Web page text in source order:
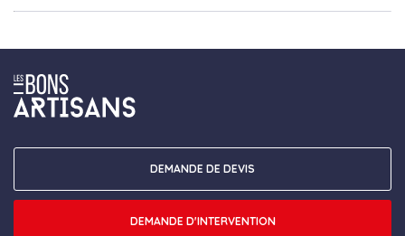
DEMANDE DE DEVIS
DEMANDE D'INTERVENTION